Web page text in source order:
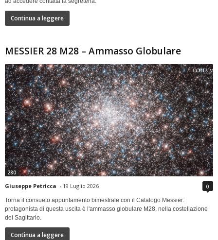
Continua a leggere
MESSIER 28 M28 – Ammasso Globulare
280
Giuseppe Petricca - 19 Luglio 2026 0
Torna il consueto appuntamento bimestrale con il Catalogo Messier:
protagonista di questa uscita è l'ammasso globulare M28, nella costellazione
del Sagittario.
Continua a leggere